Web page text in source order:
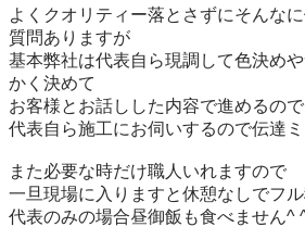
よくクオリティー落とさずにそんな
質問ありますが
基本弊社は代表自ら現調して色決め
かく決めて
お客様とお話しした内容で進めるので
代表自ら施工にお伺いするので伝達ミ
また必要な時だけ職人いれますので
一旦現場に入りますと休憩なしでフ
代表のみの場合昼御飯も食べません^